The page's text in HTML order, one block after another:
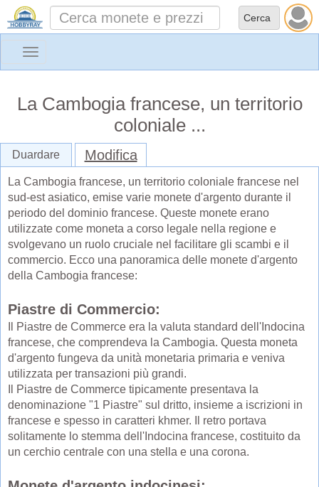
Toggle
La Cambogia francese, un territorio
coloniale ...
Duardare Modifica
La Cambogia francese, un territorio coloniale francese nel
sud-est asiatico, emise varie monete d'argento durante il
periodo del dominio francese. Queste monete erano
utilizzate come moneta a corso legale nella regione e
svolgevano un ruolo cruciale nel facilitare gli scambi e il
commercio. Ecco una panoramica delle monete d'argento
della Cambogia francese:
Piastre di Commercio:
Il Piastre de Commerce era la valuta standard dell'Indocina
francese, che comprendeva la Cambogia. Questa moneta
d'argento fungeva da unità monetaria primaria e veniva
utilizzata per transazioni più grandi.
Il Piastre de Commerce tipicamente presentava la
denominazione "1 Piastre" sul dritto, insieme a iscrizioni in
francese e spesso in caratteri khmer. Il retro portava
solitamente lo stemma dell'Indocina francese, costituito da
un cerchio centrale con una stella e una corona.